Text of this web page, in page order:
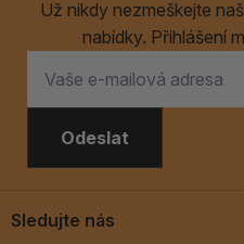
Už nikdy nezmeškejte
nabídky. Přihlášení
Odeslat
Sledujte nás